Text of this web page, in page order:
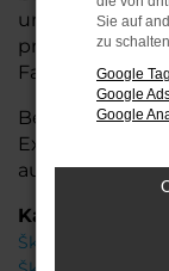
unserer großen
professionellen
Fahrzeug, das
Besuchen Sie
Expertenteam
auf Sie!
Kategorie
Škoda Superb
Sie auf
zu
Google
Google
Google